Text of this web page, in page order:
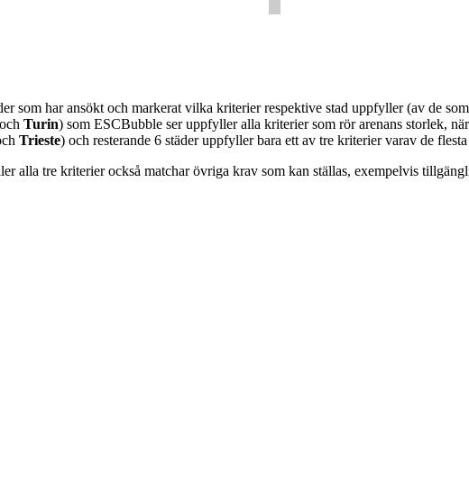
som har ansökt och markerat vilka kriterier respektive stad uppfyller (av de
och Turin) som ESCBubble ser uppfyller alla kriterier som rör arenans storlek,
Trieste) och resterande 6 städer uppfyller bara ett av tre kriterier varav de
alla tre kriterier också matchar övriga krav som kan ställas, exempelvis